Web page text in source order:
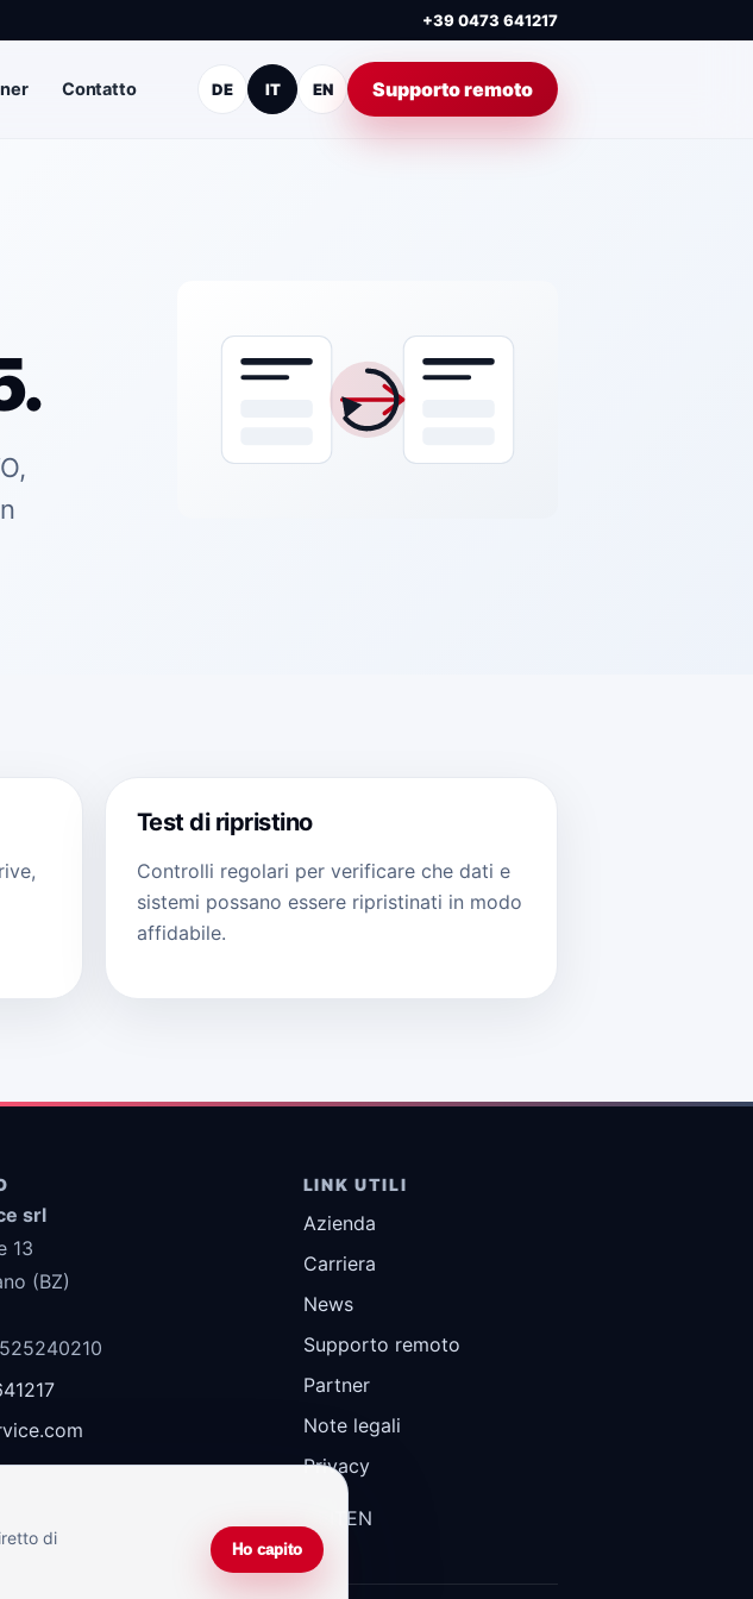
+39 0473 641217
Contatto DE IT EN Supporto remoto
Test di ripristino
Controlli regolari per verificare che dati e
sistemi possano essere ripristinati in modo
affidabile.
srl
13
(BZ)
LINK UTILI
Azienda
Carriera
News
Supporto remoto
Partner
Note legali
Privacy
EN
di
Ho capito